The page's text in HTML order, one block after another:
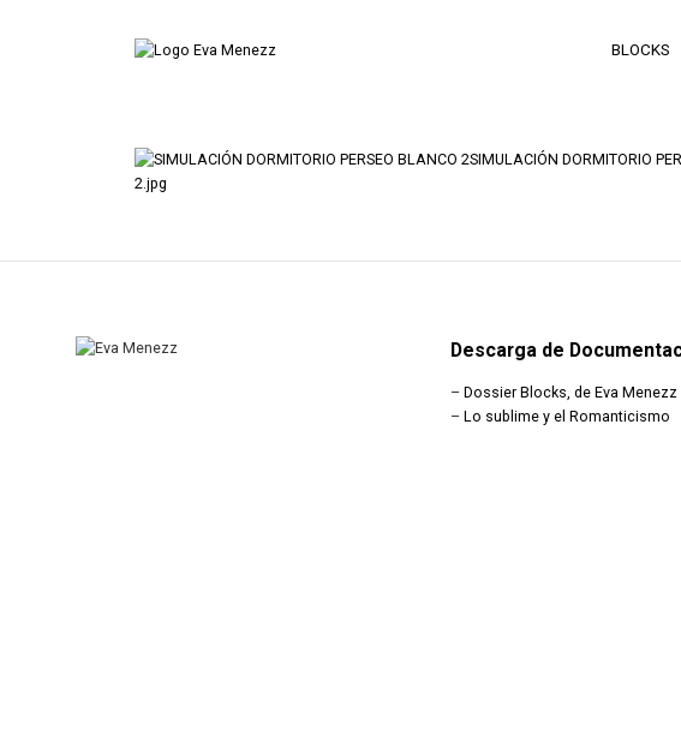
BLOCKS
2.jpg
Descarga de
– Dossier Blocks, de Eva Menezz
– Lo sublime y el Romanticismo